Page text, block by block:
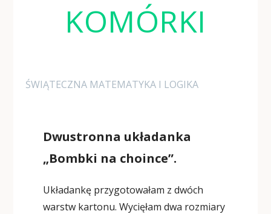
KOMÓRKI
ŚWIĄTECZNA MATEMATYKA I LOGIKA
Dwustronna układanka
„Bombki na choince”.
Układankę przygotowałam z dwóch
warstw kartonu. Wycięłam dwa rozmiary